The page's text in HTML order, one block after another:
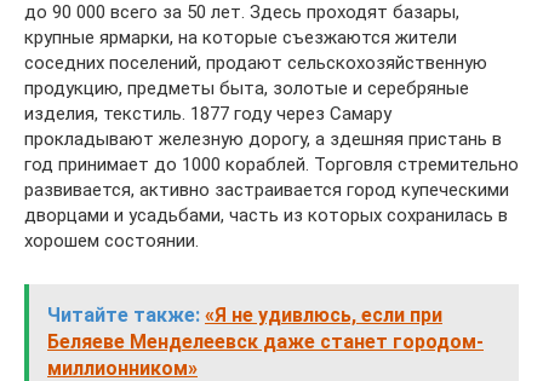
до 90 000 всего за 50 лет. Здесь проходят базары,
крупные ярмарки, на которые съезжаются жители
соседних поселений, продают сельскохозяйственную
продукцию, предметы быта, золотые и серебряные
изделия, текстиль. 1877 году через Самару
прокладывают железную дорогу, а здешняя пристань в
год принимает до 1000 кораблей. Торговля стремительно
развивается, активно застраивается город купеческими
дворцами и усадьбами, часть из которых сохранилась в
хорошем состоянии.
Читайте также: «Я не удивлюсь, если при
Беляеве Менделеевск даже станет городом-
миллионником»